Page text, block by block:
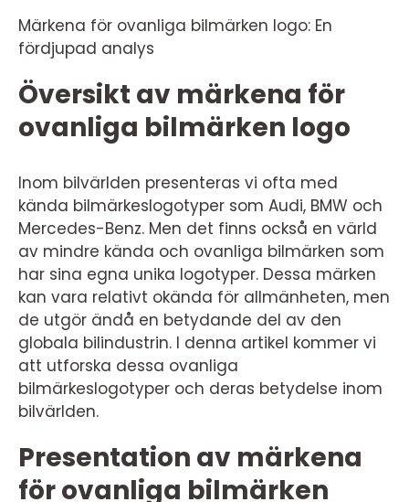
Märkena för ovanliga bilmärken logo: En
fördjupad analys
Översikt av märkena för
ovanliga bilmärken logo
Inom bilvärlden presenteras vi ofta med
kända bilmärkeslogotyper som Audi, BMW och
Mercedes-Benz. Men det finns också en värld
av mindre kända och ovanliga bilmärken som
har sina egna unika logotyper. Dessa märken
kan vara relativt okända för allmänheten, men
de utgör ändå en betydande del av den
globala bilindustrin. I denna artikel kommer vi
att utforska dessa ovanliga
bilmärkeslogotyper och deras betydelse inom
bilvärlden.
Presentation av märkena
för ovanliga bilmärken